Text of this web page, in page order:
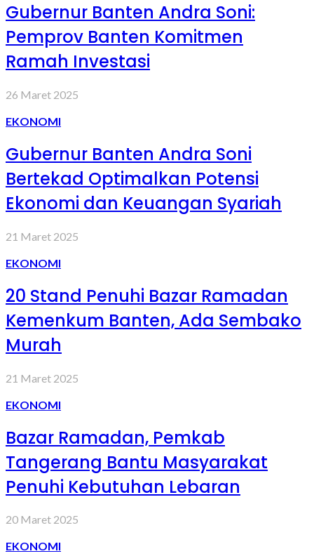
Gubernur Banten Andra Soni:
Pemprov Banten Komitmen
Ramah Investasi
26 Maret 2025
EKONOMI
Gubernur Banten Andra Soni
Bertekad Optimalkan Potensi
Ekonomi dan Keuangan Syariah
21 Maret 2025
EKONOMI
20 Stand Penuhi Bazar Ramadan
Kemenkum Banten, Ada Sembako
Murah
21 Maret 2025
EKONOMI
Bazar Ramadan, Pemkab
Tangerang Bantu Masyarakat
Penuhi Kebutuhan Lebaran
20 Maret 2025
EKONOMI